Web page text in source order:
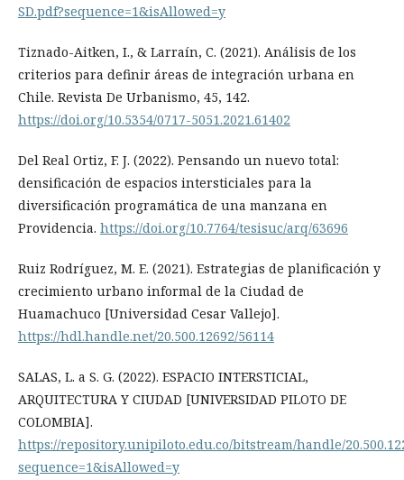
SD.pdf?sequence=1&isAllowed=y
Tiznado-Aitken, I., & Larraín, C. (2021). Análisis de los
criterios para definir áreas de integración urbana en
Chile. Revista De Urbanismo, 45, 142.
https://doi.org/10.5354/0717-5051.2021.61402
Del Real Ortiz, F. J. (2022). Pensando un nuevo total:
densificación de espacios intersticiales para la
diversificación programática de una manzana en
Providencia. https://doi.org/10.7764/tesisuc/arq/63696
Ruiz Rodríguez, M. E. (2021). Estrategias de planificación y
crecimiento urbano informal de la Ciudad de
Huamachuco [Universidad Cesar Vallejo].
https://hdl.handle.net/20.500.12692/56114
SALAS, L. a S. G. (2022). ESPACIO INTERSTICIAL,
ARQUITECTURA Y CIUDAD [UNIVERSIDAD PILOTO DE
COLOMBIA].
https://repository.unipiloto.edu.co/bitstream/handle/
sequence=1&isAllowed=y